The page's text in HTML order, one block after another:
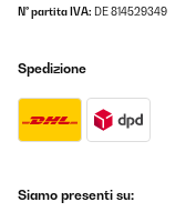
Amazon-Benutzer
retrouve à l’envers
N° partita IVA: DE 814529349
Spedizione
Siamo presenti su: